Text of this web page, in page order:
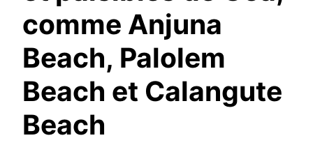
comme Anjuna
Beach, Palolem
Beach et Calangute
Beach